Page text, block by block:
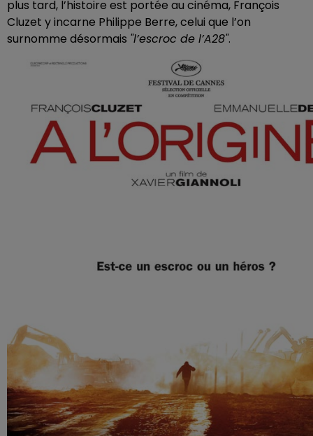
plus tard, l’histoire est portée au cinéma, François
Cluzet y incarne Philippe Berre, celui que l’on
surnomme désormais "l’escroc de l’A28".